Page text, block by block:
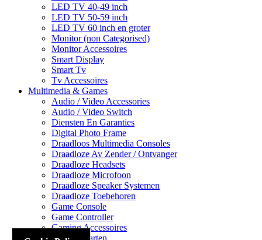
LED TV 40-49 inch
LED TV 50-59 inch
LED TV 60 inch en groter
Monitor (non Categorised)
Monitor Accessoires
Smart Display
Smart Tv
Tv Accessoires
Multimedia & Games
Audio / Video Accessories
Audio / Video Switch
Diensten En Garanties
Digital Photo Frame
Draadloos Multimedia Consoles
Draadloze Av Zender / Ontvanger
Draadloze Headsets
Draadloze Microfoon
Draadloze Speaker Systemen
Draadloze Toebehoren
Game Console
Game Controller
Gaming Accessoires